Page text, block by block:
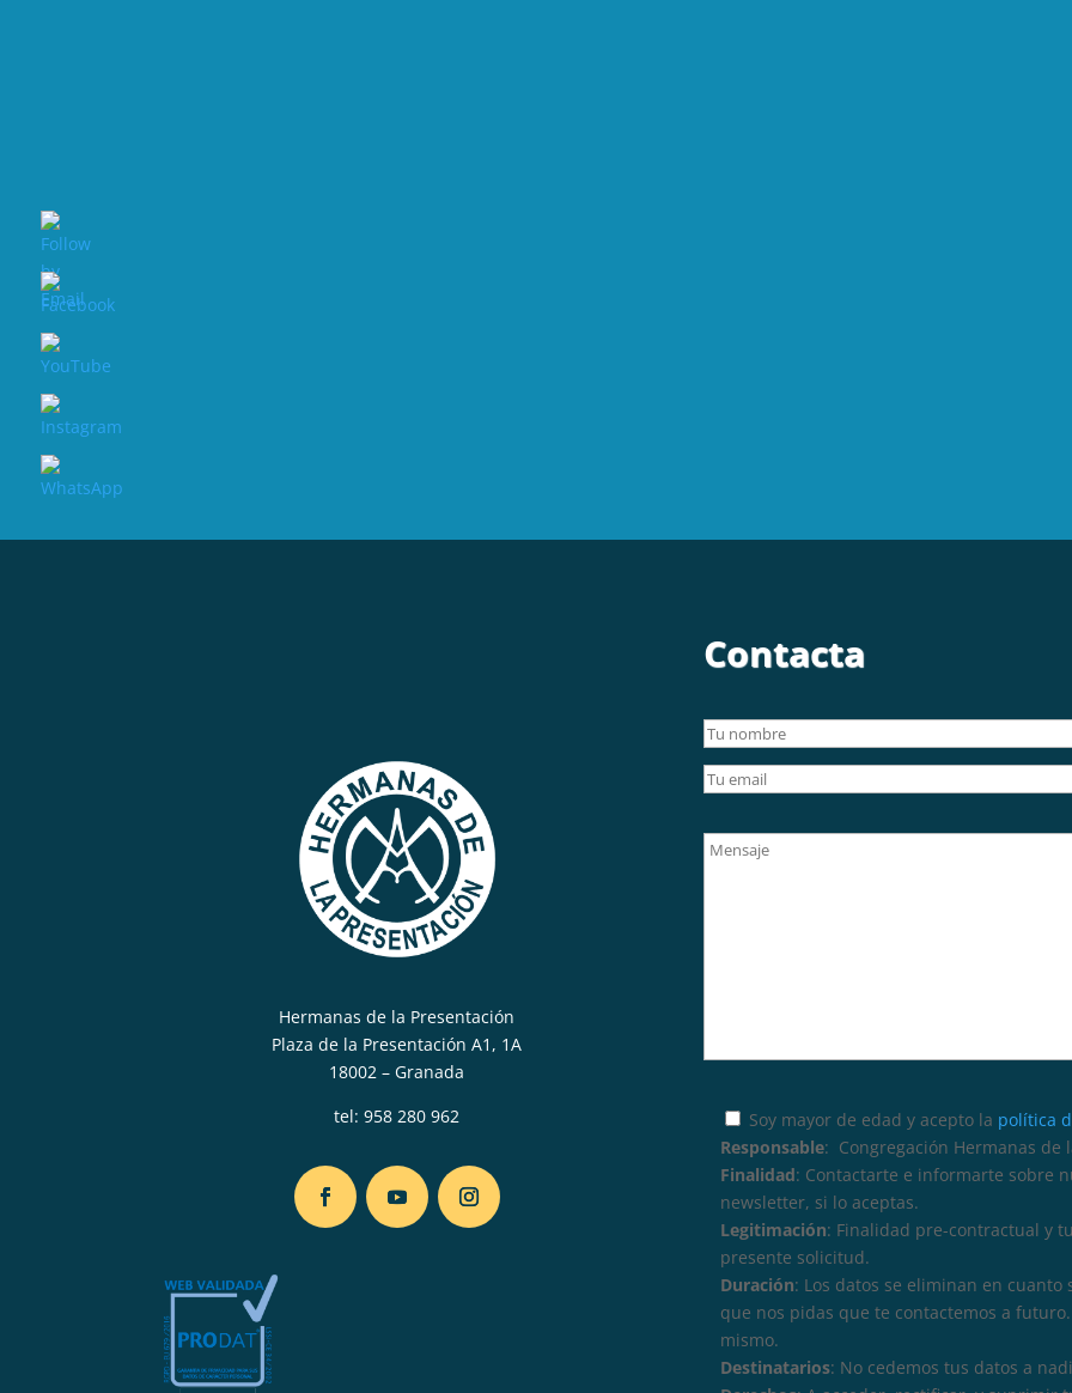
Hermanas de la Presentación
Plaza de la Presentación A1, 1A
18002 – Granada
tel:958 280 962
Contacta
Soy mayor de edad y acepto la política
Responsable: Congregación Hermanas de
Finalidad: Contactarte e informarte sobre
newsletter, si lo aceptas.
Legitimación: Finalidad pre-contractual y
presente solicitud.
Duración: Los datos se eliminan en
que nos pidas que te contactemos a
mismo.
Destinatarios: No cedemos tus datos a